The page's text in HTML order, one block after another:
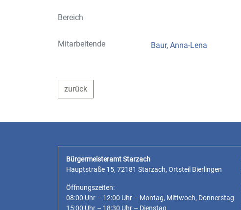
Bereich
Mitarbeitende Baur, Anna-Lena
zurück
Bürgermeisteramt Starzach
Hauptstraße 15, 72181 Starzach, Ortsteil Bierlingen
Öffnungszeiten:
08:00 Uhr – 12:00 Uhr – Montag, Mittwoch, Donnerstag
15:00 Uhr – 18:30 Uhr – Dienstag